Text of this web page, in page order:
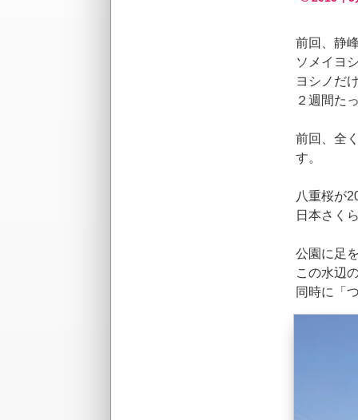
前回、静
ソメイヨ
ヨシノだ
２週間た
前回、全
す。
八重桜が
日本さく
公園に足
この水辺
同時に「